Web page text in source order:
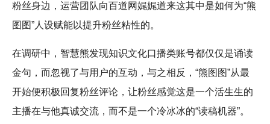
粉丝身边，运营团队向百道网娓娓道来这其中是如何为“熊
图图”人设赋能以提升粉丝粘性的。
在调研中，智慧熊发现知识文化口播类账号都仅仅是诵读
金句，而忽视了与用户的互动，与之相反，“熊图图”从最
开始便积极回复粉丝评论，让粉丝感觉这是一个活生生的
主播在与他真诚交流，而不是一个冷冰冰的“读稿机器”。